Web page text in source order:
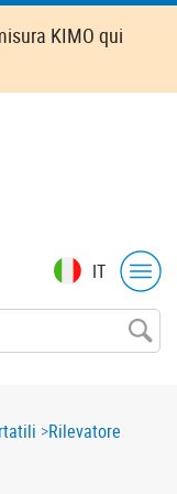
KIMO qui
IT
Rilevatore